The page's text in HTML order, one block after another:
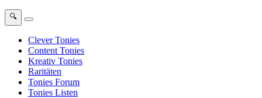
🔍
Clever Tonies
Content Tonies
Kreativ Tonies
Raritäten
Tonies Forum
Tonies Listen